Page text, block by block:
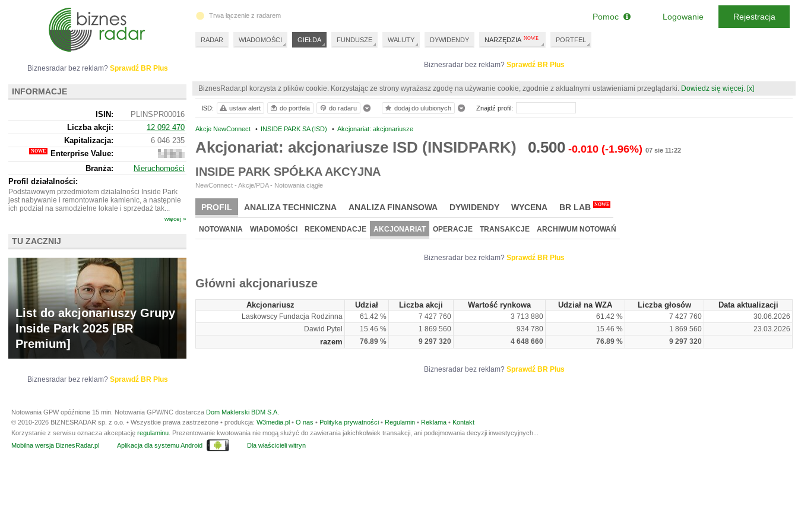
Biznesradar bez reklam? Sprawdź BR Plus
BiznesRadar.pl korzysta z plików cookie. Korzystając ze strony wyrażasz zgodę na używanie cookie, zgodnie z aktualnymi ustawieniami przeglądarki. Dowiedz się więcej. [x]
Akcje NewConnect • INSIDE PARK SA (ISD) • Akcjonariat: akcjonariusze
Akcjonariat: akcjonariusze ISD (INSIDPARK) 0.500 -0.010 (-1.96%) 07 sie 11:22
INSIDE PARK SPÓŁKA AKCYJNA
NewConnect - Akcje/PDA - Notowania ciągłe
PROFIL ANALIZA TECHNICZNA ANALIZA FINANSOWA DYWIDENDY WYCENA BR LAB NOWE
NOTOWANIA WIADOMOŚCI REKOMENDACJE AKCJONARIAT OPERACJE TRANSAKCJE ARCHIWUM NOTOWAŃ
Biznesradar bez reklam? Sprawdź BR Plus
Główni akcjonariusze
Akcjonariusz Udział Liczba akcji Wartość rynkowa Udział na WZA Liczba głosów Data aktualizacji
Laskowscy Fundacja Rodzinna 61.42 % 7 427 760 3 713 880 61.42 % 7 427 760
30.06.2026
Dawid Pytel
15.46 % 1 869 560 934 780 15.46 % 1 869 560 23.03.2026
razem 76.89 % 9 297 320 4 648 660 76.89 % 9 297 320
Biznesradar bez reklam? Sprawdź BR Plus
ISD: ustaw alert do portfela do radaru dodaj do ulubionych Znajdź profil:
Biznesradar bez reklam? Sprawdź BR Plus
INFORMACJE
ISIN:
PLINSPR00016
Liczba akcji:
12 092 470
Kapitalizacja:
6 046 235
Enterprise Value:
28
574
235
Branża:
Nieruchomości
Profil działalności:
Podstawowym przedmiotem działalności Inside Park
jest nabywanie i remontowanie kamienic, a następnie
ich podział na samodzielne lokale i sprzedaż tak...
więcej »
TU ZACZNIJ
List do akcjonariuszy Grupy
Inside Park 2025 [BR
Premium]
Biznesradar bez reklam? Sprawdź BR Plus
Trwa łączenie z radarem
RADAR WIADOMOŚCI GIEŁDA FUNDUSZE WALUTY DYWIDENDY NARZĘDZIA PORTFEL
Pomoc Logowanie Rejestracja
Notowania GPW opóźnione 15 min. Notowania GPW/NC dostarcza Dom Maklerski BDM S.A.
© 2010-2026 BIZNESRADAR sp. z o.o. • Wszystkie prawa zastrzeżone • produkcja: W3media.pl • O nas • Polityka prywatności • Regulamin • Reklama • Kontakt
Korzystanie z serwisu oznacza akceptację regulaminu . Prezentowanie kwotowania nie mogą służyć do zawierania jakichkolwiek transakcji, ani podejmowania decyzji inwestycyjnych...
Mobilna wersja BiznesRadar.pl
Aplikacja dla systemu Android Dla właścicieli witryn